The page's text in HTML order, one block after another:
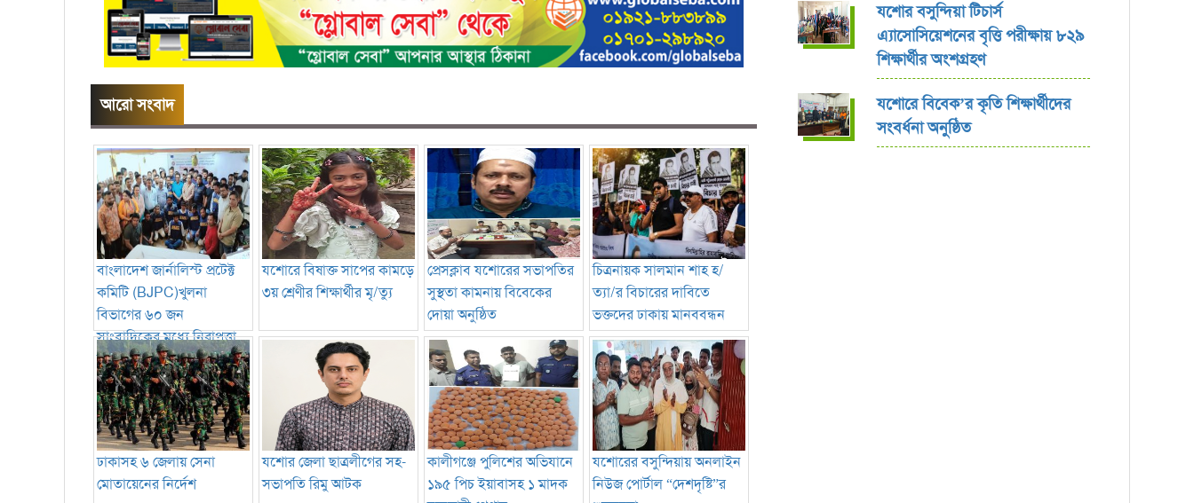
আরো সংবাদ
বাংলাদেশ জার্নালিস্ট প্রটেক্ট
কমিটি (BJPC)খুলনা
বিভাগের ৬০ জন
সাংবাদিকের মধ্যে নিরাপত্তা
সরঞ্জাম বিতরণ
যশোরে বিষাক্ত সাপের কামড়ে
৩য় শ্রেণীর শিক্ষার্থীর মৃ/ত্যু
প্রেসক্লাব যশোরের সভাপতির
সুস্থতা কামনায় বিবেকের
দোয়া অনুষ্ঠিত
চিত্রনায়ক সালমান শাহ হ/
ত্যা/র বিচারের দাবিতে
ভক্তদের ঢাকায় মানববন্ধন
ঢাকাসহ ৬ জেলায় সেনা
মোতায়েনের নির্দেশ
যশোর জেলা ছাত্রলীগের সহ-
সভাপতি রিমু আটক
কালীগঞ্জে পুলিশের অভিযানে
১৯৫ পিচ ইয়াবাসহ ১ মাদক
যশোরের বসুন্দিয়ায় অনলাইন
নিউজ পোর্টাল “দেশদৃষ্টি”র
যশোর বসুন্দিয়া টিচার্স
এ্যাসোসিয়েশনের বৃত্তি পরীক্ষায় ৮২৯
শিক্ষার্থীর অংশগ্রহণ
যশোরে বিবেক’র কৃতি শিক্ষার্থীদের
সংবর্ধনা অনুষ্ঠিত